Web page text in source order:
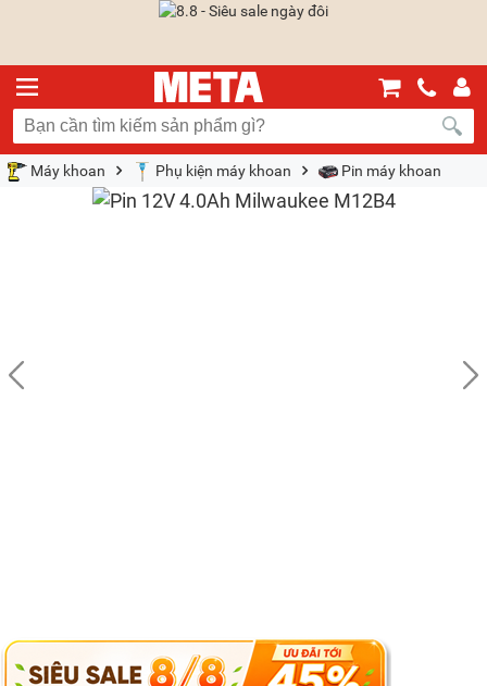
Máy khoan Phụ kiện máy khoan Pin máy khoan